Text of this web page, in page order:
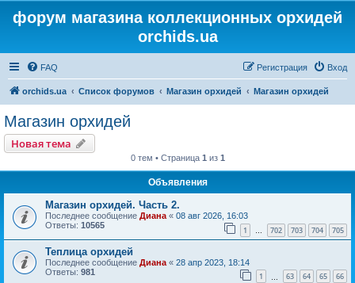
форум магазина коллекционных орхидей
orchids.ua
FAQ Вход
Регистрация
orchids.ua Список форумов Магазин орхидей Магазин орхидей
Магазин орхидей
Новая тема
0 тем • Страница 1 из 1
Объявления
Магазин орхидей. Часть 2.
Последнее сообщение Диана « 08 авг 2026, 16:03
Ответы: 10565 1 … 702 703 704 705
Теплица орхидей
Последнее сообщение Диана « 28 апр 2023, 18:14
Ответы: 981 1 63 64 65 66